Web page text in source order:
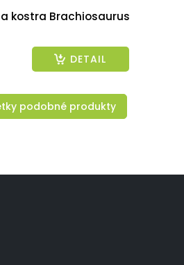
kostra Brachiosaurus
DETAIL
podobné produkty